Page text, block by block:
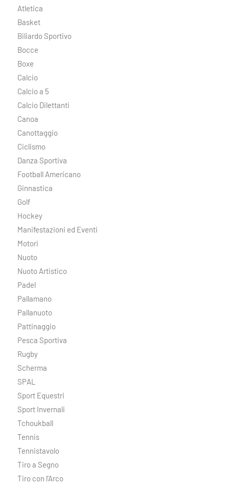
Atletica
Basket
Biliardo Sportivo
Bocce
Boxe
Calcio
Calcio a 5
Calcio Dilettanti
Canoa
Canottaggio
Ciclismo
Danza Sportiva
Football Americano
Ginnastica
Golf
Hockey
Manifestazioni ed Eventi
Motori
Nuoto
Nuoto Artistico
Padel
Pallamano
Pallanuoto
Pattinaggio
Pesca Sportiva
Rugby
Scherma
SPAL
Sport Equestri
Sport Invernali
Tchoukball
Tennis
Tennistavolo
Tiro a Segno
Tiro con l’Arco